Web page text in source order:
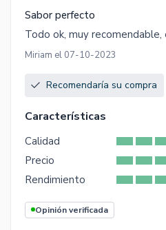
Sabor perfecto
Todo ok, muy
Miriam el 07-10-2023
Recomendaría su compra
Características
Calidad
Precio
Rendimiento
Opinión verificada